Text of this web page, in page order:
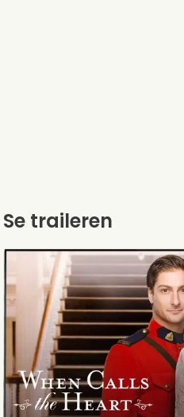
Se traileren